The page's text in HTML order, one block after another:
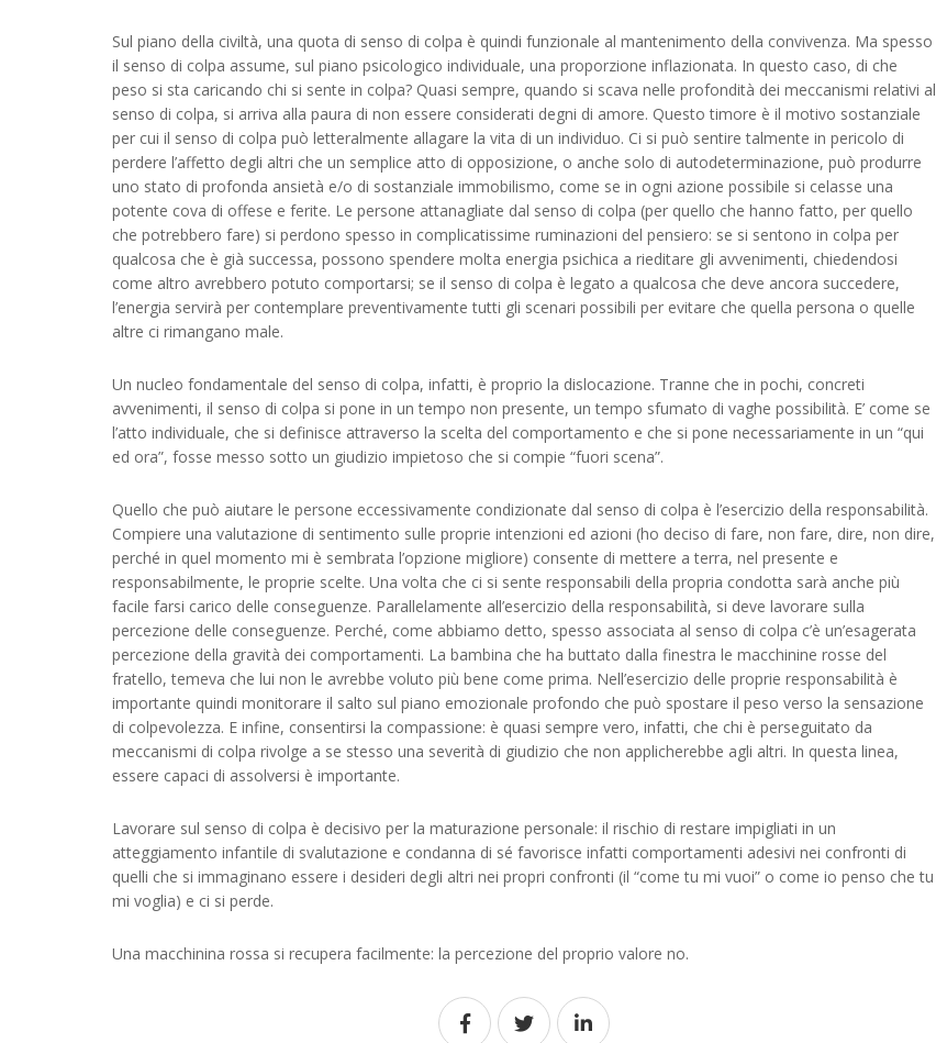
Sul piano della civiltà, una quota di senso di colpa è quindi funzionale al mantenimento della convivenza. Ma spesso
il senso di colpa assume, sul piano psicologico individuale, una proporzione inflazionata. In questo caso, di che
peso si sta caricando chi si sente in colpa? Quasi sempre, quando si scava nelle profondità dei meccanismi relativi al
senso di colpa, si arriva alla paura di non essere considerati degni di amore. Questo timore è il motivo sostanziale
per cui il senso di colpa può letteralmente allagare la vita di un individuo. Ci si può sentire talmente in pericolo di
perdere l’affetto degli altri che un semplice atto di opposizione, o anche solo di autodeterminazione, può produrre
uno stato di profonda ansietà e/o di sostanziale immobilismo, come se in ogni azione possibile si celasse una
potente cova di offese e ferite. Le persone attanagliate dal senso di colpa (per quello che hanno fatto, per quello
che potrebbero fare) si perdono spesso in complicatissime ruminazioni del pensiero: se si sentono in colpa per
qualcosa che è già successa, possono spendere molta energia psichica a rieditare gli avvenimenti, chiedendosi
come altro avrebbero potuto comportarsi; se il senso di colpa è legato a qualcosa che deve ancora succedere,
l’energia servirà per contemplare preventivamente tutti gli scenari possibili per evitare che quella persona o quelle
altre ci rimangano male.
Un nucleo fondamentale del senso di colpa, infatti, è proprio la dislocazione. Tranne che in pochi, concreti
avvenimenti, il senso di colpa si pone in un tempo non presente, un tempo sfumato di vaghe possibilità. E’ come se
l’atto individuale, che si definisce attraverso la scelta del comportamento e che si pone necessariamente in un “qui
ed ora”, fosse messo sotto un giudizio impietoso che si compie “fuori scena”.
Quello che può aiutare le persone eccessivamente condizionate dal senso di colpa è l’esercizio della responsabilità.
Compiere una valutazione di sentimento sulle proprie intenzioni ed azioni (ho deciso di fare, non fare, dire, non dire,
perché in quel momento mi è sembrata l’opzione migliore) consente di mettere a terra, nel presente e
responsabilmente, le proprie scelte. Una volta che ci si sente responsabili della propria condotta sarà anche più
facile farsi carico delle conseguenze. Parallelamente all’esercizio della responsabilità, si deve lavorare sulla
percezione delle conseguenze. Perché, come abbiamo detto, spesso associata al senso di colpa c’è un’esagerata
percezione della gravità dei comportamenti. La bambina che ha buttato dalla finestra le macchinine rosse del
fratello, temeva che lui non le avrebbe voluto più bene come prima. Nell’esercizio delle proprie responsabilità è
importante quindi monitorare il salto sul piano emozionale profondo che può spostare il peso verso la sensazione
di colpevolezza. E infine, consentirsi la compassione: è quasi sempre vero, infatti, che chi è perseguitato da
meccanismi di colpa rivolge a se stesso una severità di giudizio che non applicherebbe agli altri. In questa linea,
essere capaci di assolversi è importante.
Lavorare sul senso di colpa è decisivo per la maturazione personale: il rischio di restare impigliati in un
atteggiamento infantile di svalutazione e condanna di sé favorisce infatti comportamenti adesivi nei confronti di
quelli che si immaginano essere i desideri degli altri nei propri confronti (il “come tu mi vuoi” o come io penso che tu
mi voglia) e ci si perde.
Una macchinina rossa si recupera facilmente: la percezione del proprio valore no.